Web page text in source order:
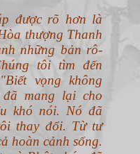
được rõ hơn là
thượng Thanh
những bản rô-
tôi tìm đến
vọng không
mang lại cho
khó nói. Nó đã
thay đổi. Từ tư
hoàn cảnh sống.